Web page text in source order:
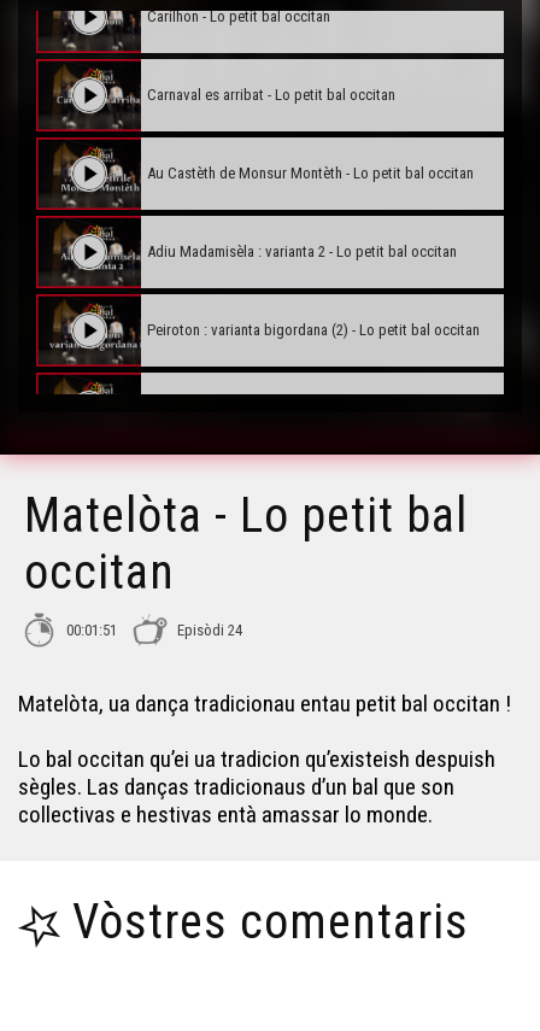
Carilhon - Lo petit bal occitan
Carnaval es arribat - Lo petit bal occitan
Au Castèth de Monsur Montèth - Lo petit bal occitan
Adiu Madamisèla : varianta 2 - Lo petit bal occitan
Peiroton : varianta bigordana (2) - Lo petit bal occitan
Chirolí - Lo petit bal occitan
Correntas de Lomanha - Lo petit bal occitan
Ioscà - Lo petit bal occitan
Joan Petit - Lo petit bal occitan
Matelòta - Lo petit bal
occitan
00:01:51 Episòdi 24
Matelòta, ua dança tradicionau entau petit bal occitan !
Lo bal occitan qu’ei ua tradicion qu’existeish despuish
sègles. Las danças tradicionaus d’un bal que son
collectivas e hestivas entà amassar lo monde.
Vòstres comentaris